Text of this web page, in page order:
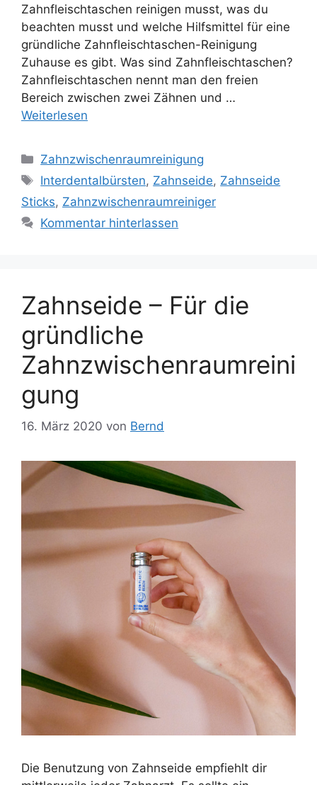
Zahnfleischtaschen reinigen musst, was du
beachten musst und welche Hilfsmittel für eine
gründliche Zahnfleischtaschen-Reinigung
Zuhause es gibt. Was sind Zahnfleischtaschen?
Zahnfleischtaschen nennt man den freien
Bereich zwischen zwei Zähnen und …
Weiterlesen
Kategorien
Zahnzwischenraumreinigung
Schlagwörter
Interdentalbürsten, Zahnseide, Zahnseide
Sticks, Zahnzwischenraumreiniger
Kommentar hinterlassen
Zahnseide – Für die
gründliche
Zahnzwischenraumreini
gung
16. März 2020 von Bernd
Die Benutzung von Zahnseide empfiehlt dir